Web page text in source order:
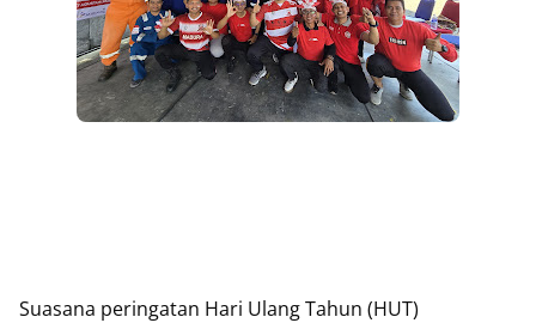
Suasana peringatan Hari Ulang Tahun (HUT)